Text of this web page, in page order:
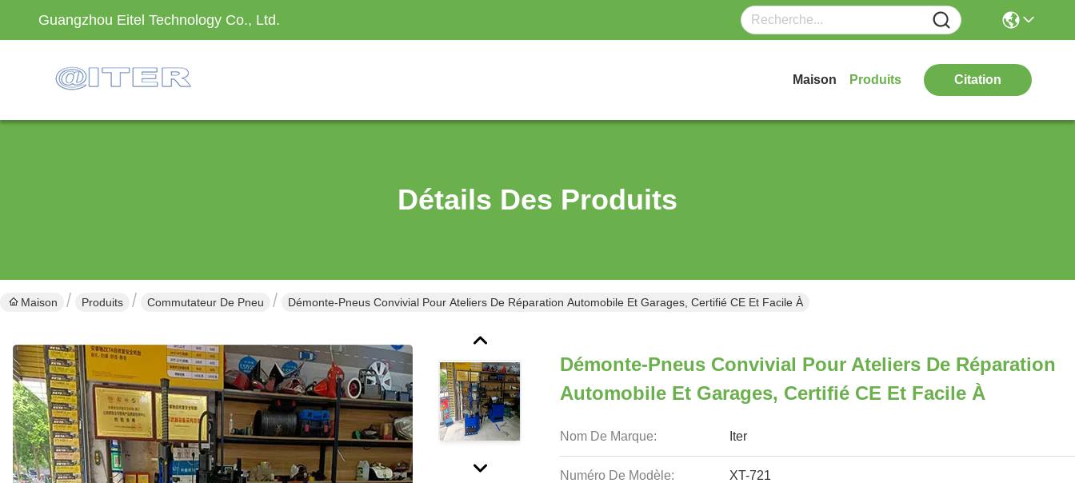
Guangzhou Eitel Technology Co., Ltd.
Maison Produits Citation
Détails Des Produits
Maison Produits Commutateur De Pneu Démonte-Pneus Convivial Pour Ateliers De Réparation Automobile Et Garages, Certifié CE Et Facile À
Démonte-Pneus Convivial Pour Ateliers De Réparation
Automobile Et Garages, Certifié CE Et Facile À
Nom De Marque: Iter
Numéro De Modèle: XT-721